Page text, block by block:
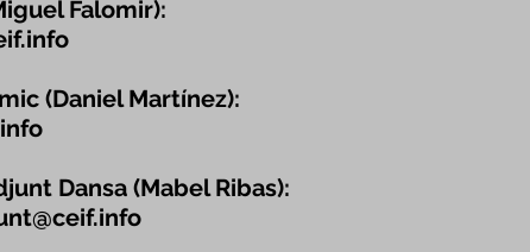
Falomir):
(Daniel Martínez):
Dansa (Mabel Ribas):